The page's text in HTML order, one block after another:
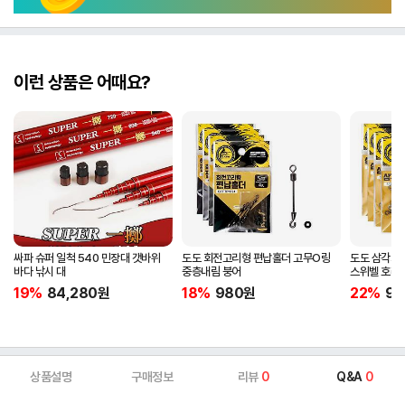
이런 상품은 어때요?
싸파 슈퍼 일척 540 민장대 갯바위
바다 낚시 대
19% 84,280원
도도 회전고리형 편납홀더 고무O링
중층내림 붕어
18% 980원
도도 삼각회
스위벨 호래
22%
상품설명 구매정보 리뷰 0 Q&A 0